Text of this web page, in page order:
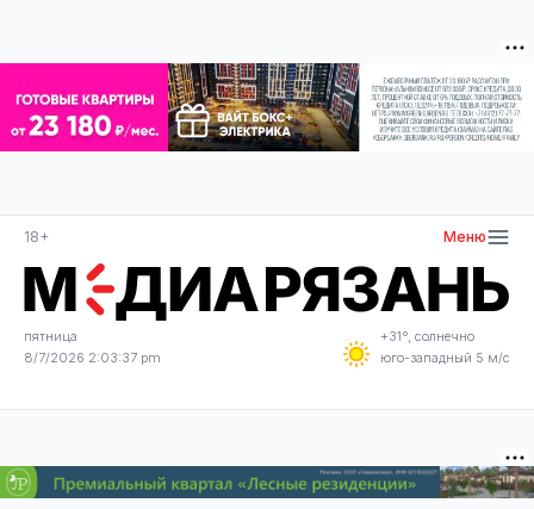
18+ Меню
пятница
8/7/2026 2:03:37 pm
+31°, солнечно
юго-западный 5 м/с